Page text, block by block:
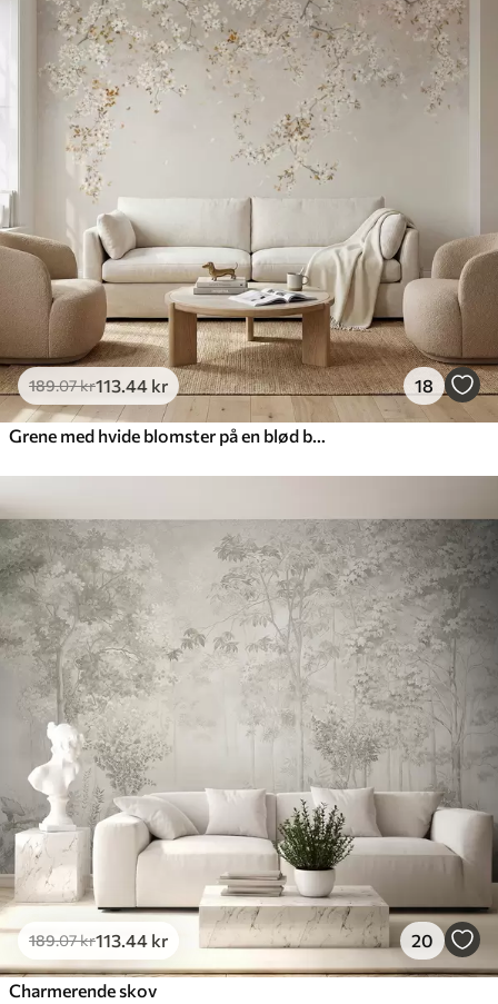
189.07kr113.44 kr 18
Grene med hvide blomster på en blød beige baggrund
189.07kr113.44 kr 20
Charmerende skov